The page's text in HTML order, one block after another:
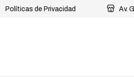
Políticas de Privacidad Av.